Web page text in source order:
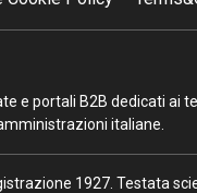
e portali B2B dedicati ai
italiane.
1927. Testata